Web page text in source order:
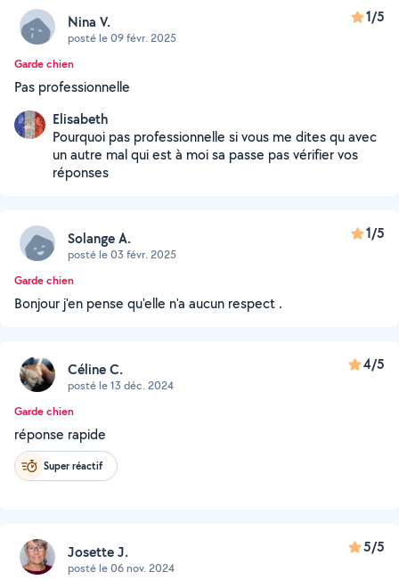
Nina V.
posté le 09 févr. 2025
1/5
Garde chien
Pas professionnelle
Elisabeth
Pourquoi pas professionnelle si vous me dites qu avec
un autre mal qui est à moi sa passe pas vérifier vos
réponses
Solange A.
posté le 03 févr. 2025
1/5
Garde chien
Bonjour j'en pense qu'elle n'a aucun respect .
Céline C.
posté le 13 déc. 2024
4/5
Garde chien
réponse rapide
Super réactif
Josette J.
posté le 06 nov. 2024
5/5